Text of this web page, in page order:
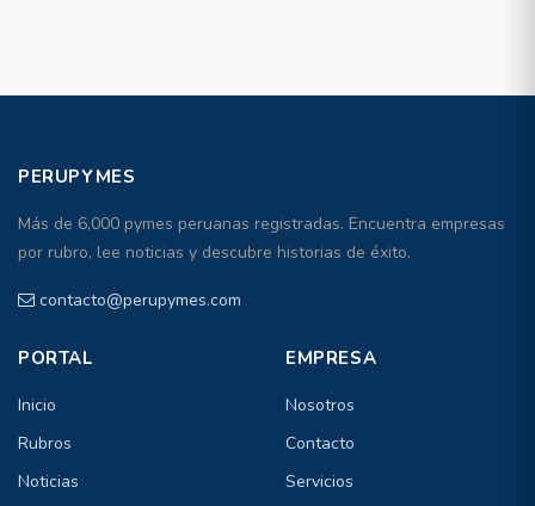
PERUPYMES
Más de 6,000 pymes peruanas registradas. Encuentra empresas
por rubro, lee noticias y descubre historias de éxito.
contacto@perupymes.com
PORTAL
Inicio
Rubros
Noticias
EMPRESA
Nosotros
Contacto
Servicios